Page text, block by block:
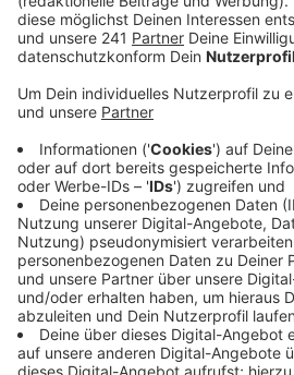
Veröffentlicht:Mittwoch, 27.05.2026
Anzeige
Die Stadt Euskirchen, die
die Deutsche Bahn sind
Besen und Lappen haben die
Hochdruckreiniger, Werkzeug und
Bahnhofs-Chef Rossmann sagt,
tragen dazu bei, die
Die Stadtverkehr Euskirchen hat
Busbahnhof und die Stadt das
gemacht.